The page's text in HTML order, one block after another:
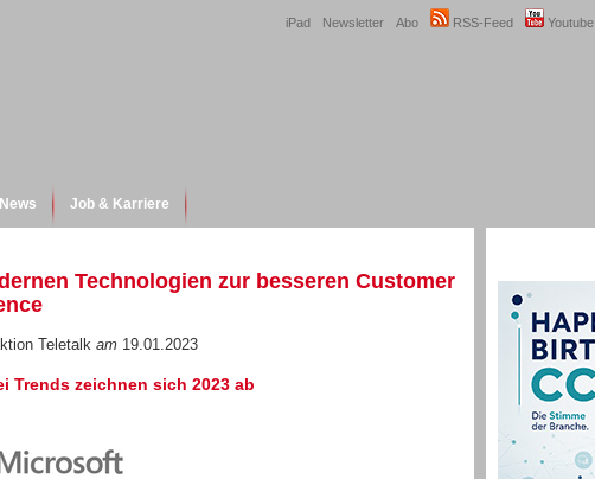
Youtube
RSS-Feed
Abo
Newsletter
iPad
News Job & Karriere
Technologien zur besseren Customer
Teletalk am 19.01.2023
Trends zeichnen sich 2023 ab